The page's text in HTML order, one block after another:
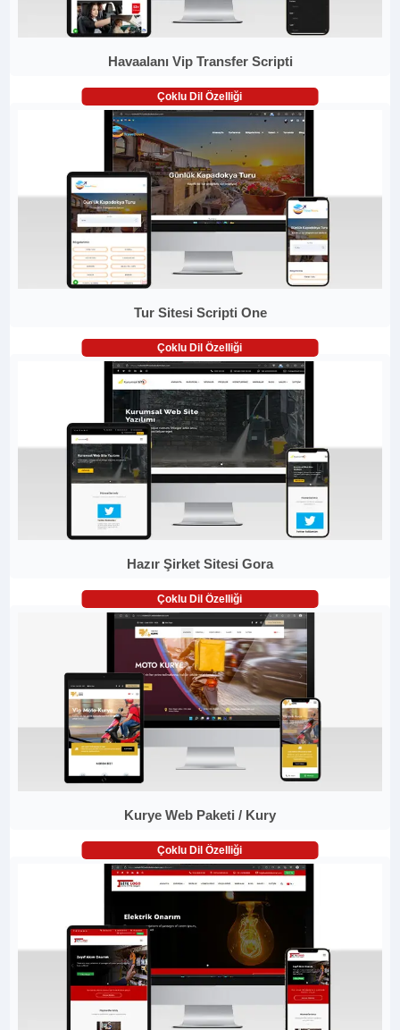
Havaalanı Vip Transfer Scripti
Çoklu Dil Özelliği
Tur Sitesi Scripti One
Çoklu Dil Özelliği
Hazır Şirket Sitesi Gora
Çoklu Dil Özelliği
Kurye Web Paketi / Kury
Çoklu Dil Özelliği